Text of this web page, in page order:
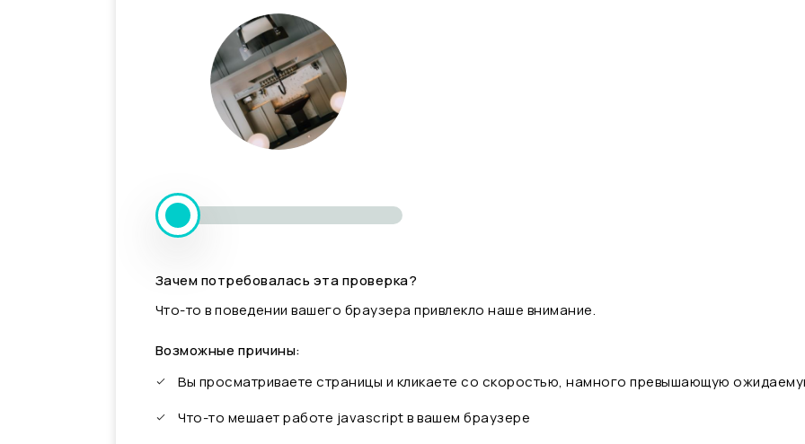
Зачем потребовалась эта проверка?
Что-то в поведении вашего браузера привлекло наше внимание.
Возможные причины:
Вы просматриваете страницы и кликаете со скоростью, намного превышающую
Что-то мешает работе javascript в вашем браузере